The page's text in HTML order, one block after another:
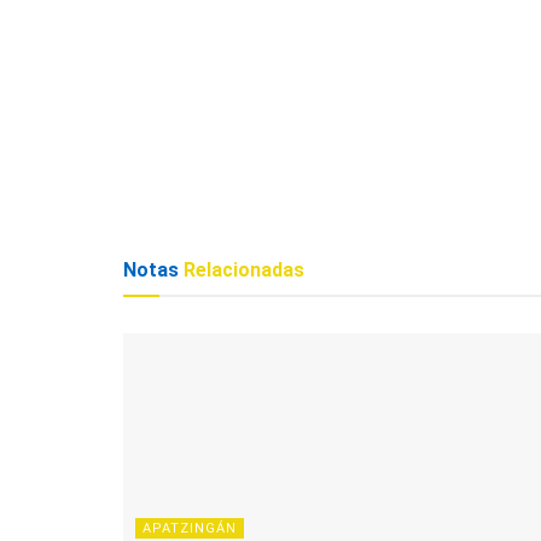
Notas Relacionadas
APATZINGÁN